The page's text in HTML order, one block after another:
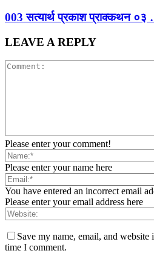
003 सत्यार्थ प्रकाश प्राक्कथन
LEAVE A REPLY
Please enter your comment!
Please enter your name here
You have entered an incorrect email
Please enter your email address here
Save my name, email, and
time I comment.